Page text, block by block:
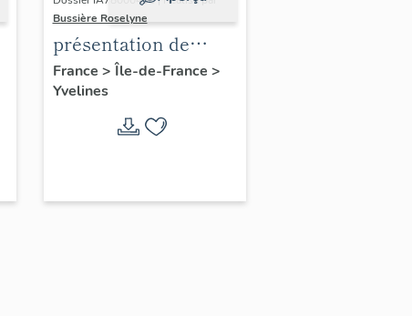
Bussière Roselyne
présentation de
l'étude du
patrimoine de l'aire
d'étude Versailles
périphérie sud
France > Île-de-France >
Yvelines